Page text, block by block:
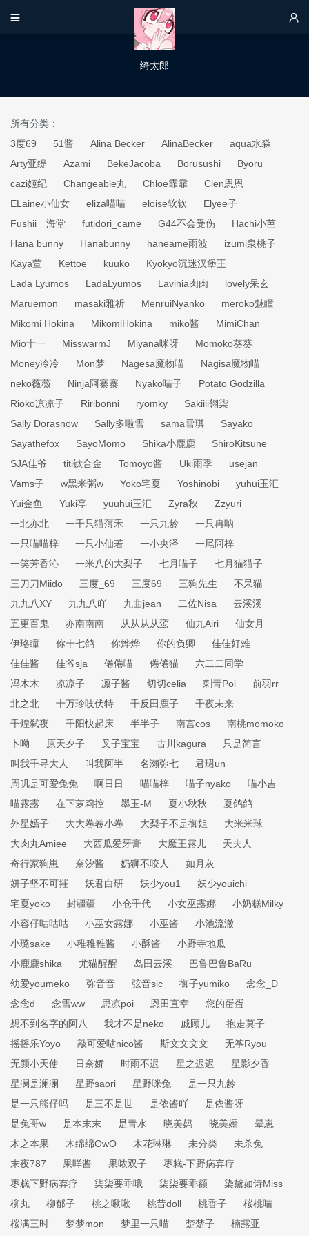
 
绮太郎
所有分类：
3度69
51酱 Alina Becker AlinaBecker
aqua水淼
Arty亚缇
Azami BekeJacoba Borusushi
Byoru
cazi姬纪
Changeable丸 Chloe霏霏
Cien恩恩
ELaine小仙女
eliza喵喵 eloise软软
Elyee子
Fushii＿海堂
futidori_came G44不会受伤
Hachi小芭
Hana bunny
Hanabunny haneame雨波
izumi泉桃子
Kaya萱
Kettoe kuuko
Kyokyo沉迷汉堡王
Lada Lyumos
LadaLyumos Lavinia肉肉
lovely呆玄
Maruemon
masaki雅祈 MenruiNyanko
meroko魅瞳
Mikomi Hokina
MikomiHokina miko酱
MimiChan
Mio十一
MisswarmJ Miyana咪呀
Momoko葵葵
Money冷冷
Mon梦 Nagesa魔物喵
Nagisa魔物喵
neko薇薇
Ninja阿寨寨 Nyako喵子
Potato Godzilla
Rioko凉凉子
Riribonni ryomky
Sakiiii翎柒
Sally Dorasnow
Sally多啦雪 sama雪琪
Sayako
Sayathefox
SayoMomo Shika小鹿鹿
ShiroKitsune
SJA佳爷
titi钛合金 Tomoyo酱 Uki雨季
usejan
Vams子
w黑米粥w Yoko宅夏 Yoshinobi
yuhui玉汇
Yui金鱼
Yuki亭 yuuhui玉汇 Zyra秋
Zzyuri
一北亦北
一千只猫薄禾 一只九龄
一只冉呐
一只喵喵梓
一只小仙若 一小央泽
一尾阿梓
一笑芳香沁
一米八的大梨子 七月喵子
七月猫猫子
三刀刀Miido
三度_69 三度69 三狗先生
不呆猫
九九八XY
九九八吖 九曲jean 二佐Nisa
云溪溪
五更百鬼
亦南南南 从从从从鸾 仙九Airi
仙女月
伊珞瞳
你十七鸽 你烨烨 你的负卿
佳佳好难
佳佳酱
佳爷sja 倦倦喵 倦倦猫
六二二同学
冯木木
凉凉子 凛子酱 切切celia 刺青Poi
前羽rr
北之北
十万珍吱伏特 千反田鹿子
千夜未来
千煌弑夜
千阳快起床 半半子 南宫cos
南桃momoko
卜呦
原天夕子 叉子宝宝 古川kagura
只是简言
叫我千寻大人
叫我阿半 名濑弥七
君珺un
周叽是可爱兔兔
啊日日 喵喵梓 喵子nyako
喵小吉
喵露露
在下萝莉控 墨玉-M 夏小秋秋
夏鸽鸽
外星嫣子
大大卷卷小卷 大梨子不是御姐
大米米球
大肉丸Amiee
大西瓜爱牙膏 大魔王露儿
天夫人
奇行家狗崽
奈汐酱 奶狮不咬人
如月灰
妍子坚不可摧
妖君白研 妖少you1
妖少youichi
宅夏yoko
封疆疆 小仓千代 小女巫露娜
小奶糕Milky
小容仔咕咕咕
小巫女露娜 小巫酱
小池流澈
小璐sake
小稚稚稚酱 小酥酱
小野寺地瓜
小鹿鹿shika
尤猫醒醒 岛田云溪
巴鲁巴鲁BaRu
幼爱youmeko
弥音音 弦音sic 御子yumiko
念念_D
念念d
念雪ww 思凉poi 恩田直幸
您的蛋蛋
想不到名字的阿八
我才不是neko 戚顾儿
抱走莫子
摇摇乐Yoyo
敲可爱哒nico酱 斯文文文文
无筝Ryou
无颜小天使
日奈娇 时雨不迟 星之迟迟
星影夕香
星澜是澜澜
星野saori 星野咪兔
是一只九龄
是一只熊仔吗
是三不是世 是依酱吖
是依酱呀
是兔哥w
是本末末 是青水 晓美妈 晓美嫣
晕崽
木之本果
木绵绵OwO 木花琳琳 未分类
未杀兔
末夜787
果咩酱 果哝双子
枣糕-下野病弃疗
枣糕下野病弃疗
柒柒要乖哦 柒柒要乖额
染黛如诗Miss
柳丸
柳郁子 桃之啾啾 桃昔doll 桃香子
桜桃喵
桜满三时
梦梦mon 梦里一只喵 楚楚子 楠露亚